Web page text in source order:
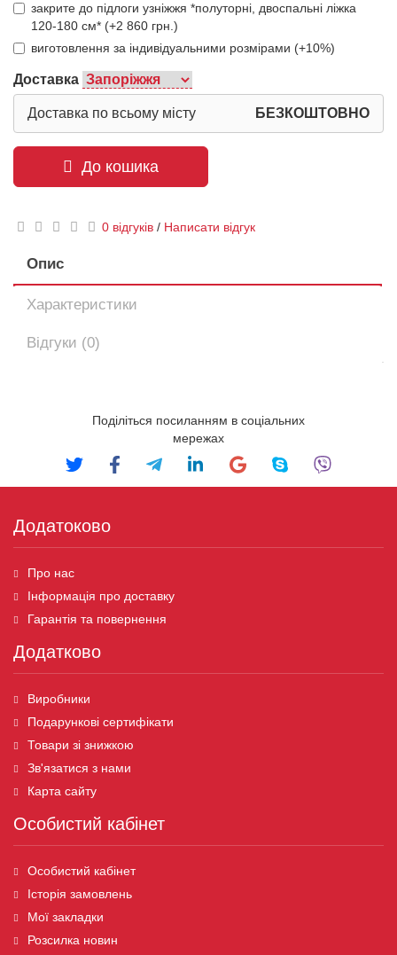
закрите до підлоги узніжжя *полуторні, двоспальні ліжка
120-180 см* (+2 860 грн.)
виготовлення за індивідуальними розмірами (+10%)
Доставка
Доставка по всьому місту БЕЗКОШТОВНО
До кошика
0 відгуків / Написати відгук
Опис
Характеристики
Відгуки (0)
Поділіться посиланням в соціальних
мережах
Додатоково
Про нас
Інформація про доставку
Гарантія та повернення
Додатково
Виробники
Подарункові сертифікати
Товари зі знижкою
Зв'язатися з нами
Карта сайту
Особистий кабінет
Особистий кабінет
Історія замовлень
Мої закладки
Розсилка новин